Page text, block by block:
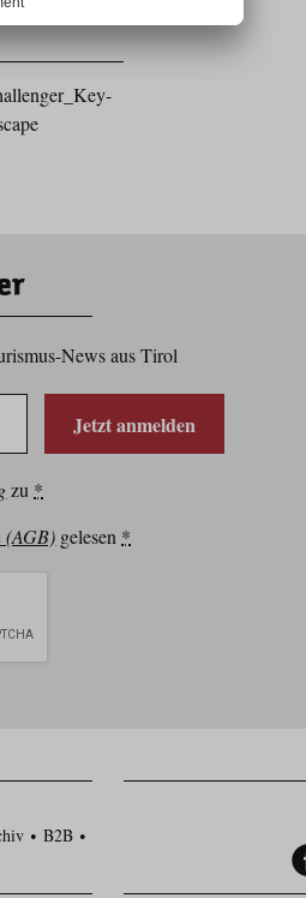
News aus Tirol
Jetzt anmelden
zu *
(AGB) gelesen *
B2B